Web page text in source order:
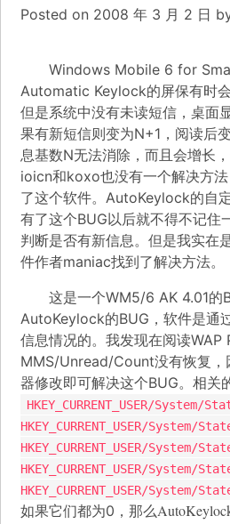
Posted on 2008 年 3 月 2 日
Windows Mobile 6 for
Automatic Keylock的屏保有时会
但是系统中没有未读短信，桌面
果有新短信则变为N+1，阅读后
息基数N无法消除，而且会增长，
ioicn和koxo也没有一个解决方
了这个软件。AutoKeylock的自
有了这个BUG以后就不得不记住
判断是否有新信息。但是我实在
件作者maniac找到了解决方法。
这是一个WM5/6 AK 4.01的
AutoKeylock的BUG，软件是通
信息情况的。我发现在阅读WAP
MMS/Unread/Count没有恢复，
器修改即可解决这个BUG。相关
HKEY_CURRENT_USER/System/
HKEY_CURRENT_USER/System/
HKEY_CURRENT_USER/System/
HKEY_CURRENT_USER/System/
HKEY_CURRENT_USER/System/
如果它们都为0，那么